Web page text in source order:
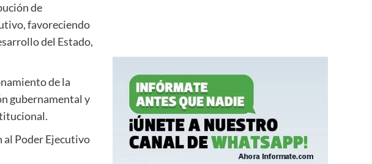
de
favoreciendo
del Estado,
de la
gubernamental y
al Poder Ejecutivo